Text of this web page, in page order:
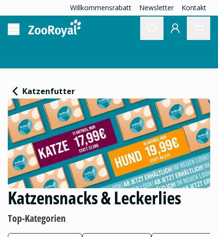
Willkommensrabatt Newsletter Kontakt
Katzenfutter
Katzensnacks & Leckerlies
Top-Kategorien